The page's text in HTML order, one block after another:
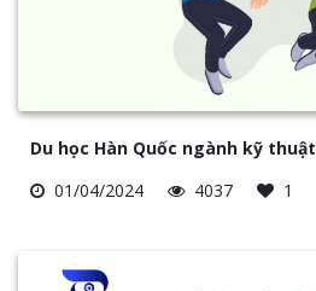
Du học Hàn Quốc ngành kỹ thuật
01/04/2024
4037 1